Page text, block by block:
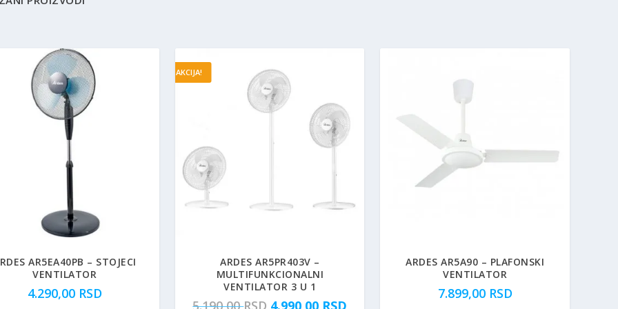
AR5EA40PB – STOJECI
VENTILATOR
4.290,00 RSD
AKCIJA!
ARDES AR5PR403V –
MULTIFUNKCIONALNI
VENTILATOR 3 U 1
5.190,00RSD O
4.990,00 RSD
ARDES AR5A90 – PLAFONSKI
VENTILATOR
7.899,00 RSD